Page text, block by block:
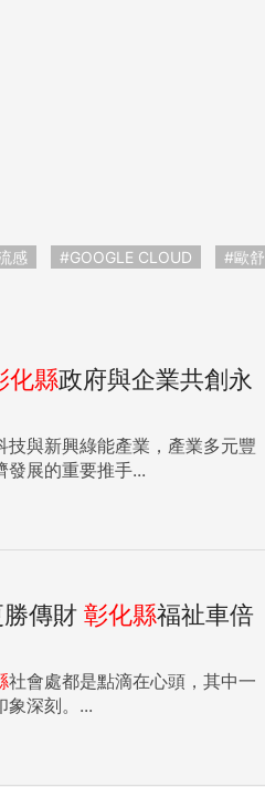
感 #GOOGLE CLOUD
#歐舒
化縣政府與企業共創永
與新興綠能產業，產業多元豐
發展的重要推手...
傳財 彰化縣福祉車倍
社會處都是點滴在心頭，其中一
象深刻。...